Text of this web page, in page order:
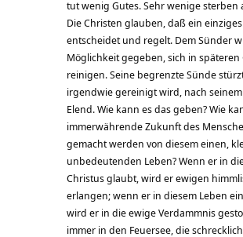
tut wenig Gutes. Sehr wenige sterben
Die Christen glauben, daß ein
entscheidet und regelt. Dem Sünder
Möglichkeit gegeben, sich in späteren
reinigen. Seine begrenzte Sünde
irgendwie gereinigt wird, nach
Elend. Wie kann es das geben? Wie
immerwährende Zukunft des
gemacht werden von diesem einen,
unbedeutenden Leben? Wenn er in
Christus glaubt, wird er ewigen
erlangen; wenn er in diesem Leben
wird er in die ewige Verdammnis
immer in den Feuersee, die